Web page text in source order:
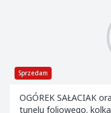
Sprzedam
OGÓREK SAŁACIAK
tunelu foliowego.